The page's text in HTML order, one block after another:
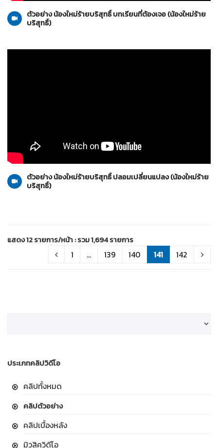
ตัวอย่าง น้องใหม่ร้ายบริสุทธิ์ บทเรียนที่ต้องเจอ (น้องใหม่ร้าย
บริสุทธิ์)
17-04-2553
ตัวอย่าง น้องใหม่ร้ายบริสุทธิ์ ปลอมเปลี่ยนแปลง (น้องใหม่ร้าย
บริสุทธิ์)
แสดง 12 รายการ/หน้า : รวม 1,694 รายการ
1 ... 139 140 141 142
ประเภทคลิปวิดีโอ
คลิปทั้งหมด
คลิปตัวอย่าง
คลิปเบื้องหลัง
มิวสิควิดีโอ